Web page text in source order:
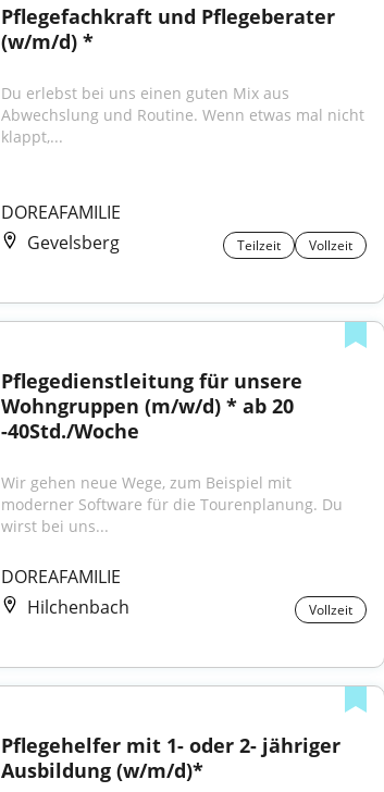
Pflegefachkraft und Pflegeberater
(w/m/d) *
Du erlebst bei uns einen guten Mix aus
Abwechslung und Routine. Wenn etwas mal nicht
klappt,...
DOREAFAMILIE
Gevelsberg
Teilzeit Vollzeit
Pflegedienstleitung für unsere
Wohngruppen (m/w/d) * ab 20
-40Std./Woche
Wir gehen neue Wege, zum Beispiel mit
moderner Software für die Tourenplanung. Du
wirst bei uns...
DOREAFAMILIE
Hilchenbach
Vollzeit
Pflegehelfer mit 1- oder 2- jähriger
Ausbildung (w/m/d)*